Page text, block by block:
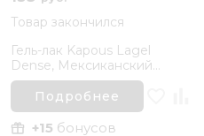
Товар закончился
Гель-лак Kapous Lagel
Dense, Мексиканский
кактус
Подробнее
+15 бонусов